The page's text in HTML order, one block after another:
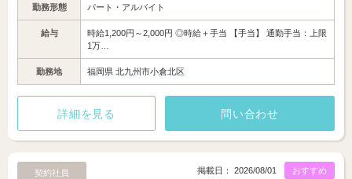
勤務形態 パート・アルバイト
給与
時給1,200円～2,000円 ◎時給＋手当 【手当】 通勤手当：上限
1万…
勤務地 福岡県 北九州市小倉北区
詳細を見る 問い合わせ
契約社員 おすすめ
掲載日： 2026/08/01